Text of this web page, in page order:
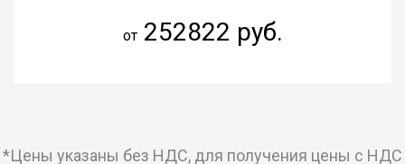
от252822 руб.
*Цены указаны без НДС, для получения цены с НДС